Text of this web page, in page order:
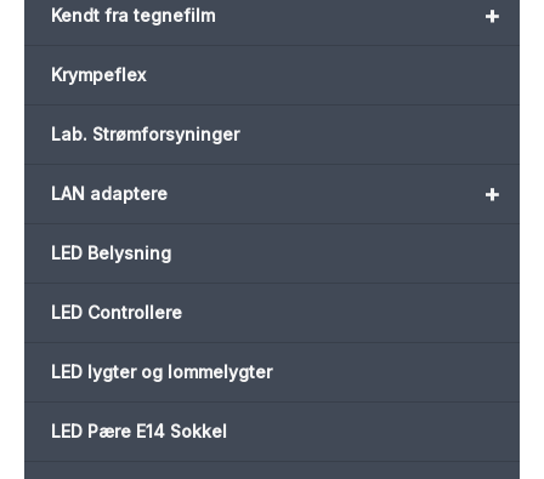
+
Kendt fra tegnefilm
Krympeflex
Lab. Strømforsyninger
+
LAN adaptere
LED Belysning
LED Controllere
LED lygter og lommelygter
LED Pære E14 Sokkel